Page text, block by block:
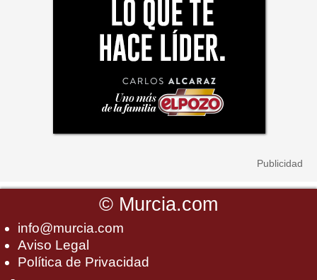
© Murcia.com
info@murcia.com
Aviso Legal
Política de Privacidad